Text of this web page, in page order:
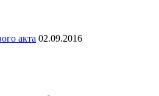
акта 02.09.2016